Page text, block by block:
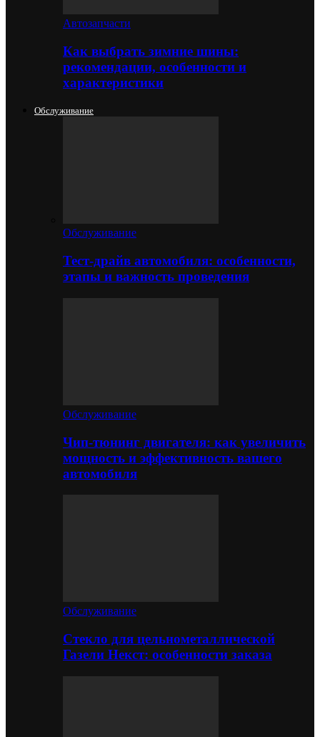
Автозапчасти
Как выбрать зимние шины:
рекомендации, особенности и
характеристики
Обслуживание
Обслуживание
Тест-драйв автомобиля: особенности,
этапы и важность проведения
Обслуживание
Чип-тюнинг двигателя: как увеличить
мощность и эффективность вашего
автомобиля
Обслуживание
Стекло для цельнометаллической
Газели Некст: особенности заказа